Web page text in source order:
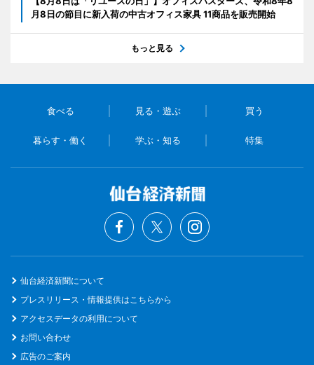
月8日の節目に新入荷の中古オフィス家具 11商品を販売開始
もっと見る
食べる 見る・遊ぶ 買う
暮らす・働く 学ぶ・知る 特集
仙台経済新聞について
プレスリリース・情報提供はこちらから
アクセスデータの利用について
お問い合わせ
広告のご案内